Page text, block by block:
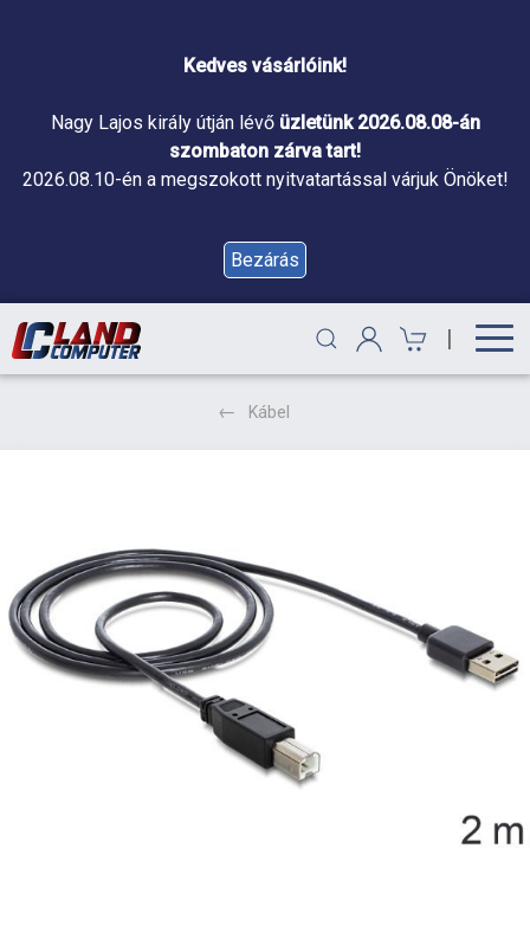
Kedves vásárlóink!
Nagy Lajos király útján lévő üzletünk 2026.08.08-án
szombaton zárva tart!
2026.08.10-én a megszokott nyitvatartással várjuk Önöket!
Bezárás
|
Kábel